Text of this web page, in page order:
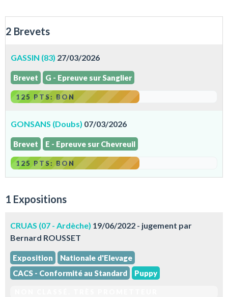
2 Brevets
GASSIN (83) 27/03/2026
Brevet G - Epreuve sur Sanglier
125 PTS: BON
GONSANS (Doubs) 07/03/2026
Brevet E - Epreuve sur Chevreuil
125 PTS: BON
1 Expositions
CRUAS (07 - Ardèche) 19/06/2022 - jugement par
Bernard ROUSSET
Exposition
Nationale d'Elevage
CACS - Conformité au Standard
Puppy